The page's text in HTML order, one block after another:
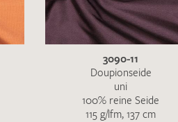
Feld "Anmerkungen".
3090-11
Doupionseide
uni
100% reine Seide
115 g/lfm, 137 cm